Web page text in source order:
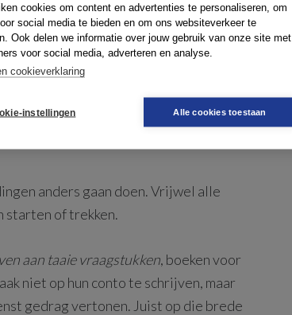
cookies om content en advertenties te personaliseren, om
social media te bieden en om ons websiteverkeer te
Ook delen we informatie over jouw gebruik van onze site met
voor social media, adverteren en analyse.
cookieverklaring
instellingen Alle cookies toestaan
anders gaan doen. Vrijwel alle
starten of trekken.
aan taaie vraagstukken, boeken voor
niet op hun conto te schrijven, maar
gedrag vertonen. Juist op die brede